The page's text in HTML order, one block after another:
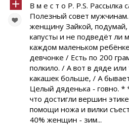
В м е с т о P. P.S. Рассылка
Полезный совет
женщину Зайкой, подумай,
капусты и не подведёт ли
каждом маленьком
девчонке / Есть по 200
полкило. / А вот в дяде
какашек больше, / А
Целый дяденька - говно. *
что достигли вершин
помощи ножа и вилки
40% женщин - зим...